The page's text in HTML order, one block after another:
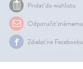
Pridať do wishlistu
Odporučiť známemu
Zdielať na Facebooku